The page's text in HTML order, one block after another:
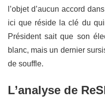
l’objet d’aucun accord
ici que réside la clé du
Président sait que son
blanc, mais un dernier
de souffle.
L’analyse de